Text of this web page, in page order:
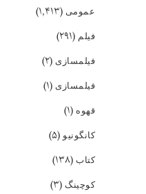
عمومی (۱,۴۱۳)
فیلم (۲۹۱)
فیلمسازی (۲)
فیلمسازی (۱)
قهوه (۱)
کانگونیو(۵)
کتاب (۱۳۸)
کوچینگ (۳)